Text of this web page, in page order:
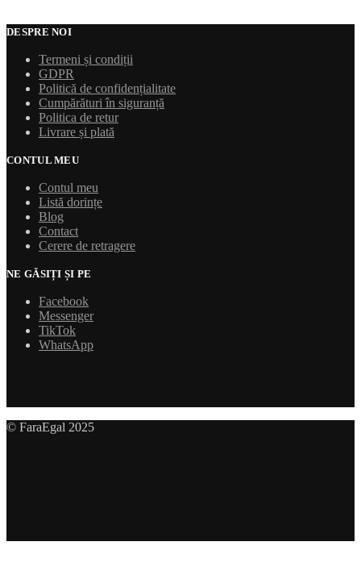
DESPRE NOI
Termeni și condiții
GDPR
Politică de confidențialitate
Cumpărături în siguranță
Politica de retur
Livrare și plată
CONTUL MEU
Contul meu
Listă dorințe
Blog
Contact
Cerere de retragere
NE GĂSIȚI ȘI PE
Facebook
Messenger
TikTok
WhatsApp
© FaraEgal 2025